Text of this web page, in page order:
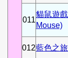
011
貓鼠遊
Mouse)
012藍色之旅